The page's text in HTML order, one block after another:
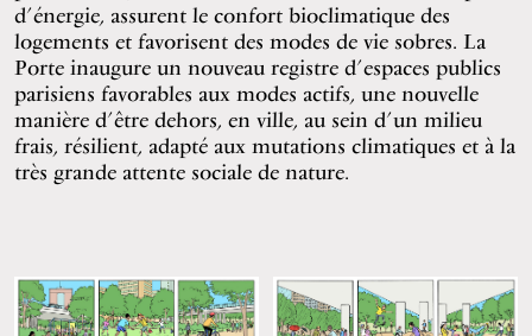
d’énergie, assurent le confort bioclimatique des
logements et favorisent des modes de vie sobres. La
Porte inaugure un nouveau registre d’espaces publics
parisiens favorables aux modes actifs, une nouvelle
manière d’être dehors, en ville, au sein d’un milieu
frais, résilient, adapté aux mutations climatiques et à la
très grande attente sociale de nature.